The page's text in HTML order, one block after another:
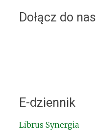
Dołącz do nas
E-dziennik
Librus Synergia